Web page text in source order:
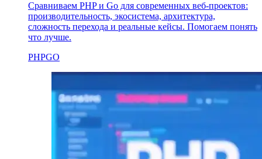
Сравниваем PHP и Go для современных веб-проектов:
производительность, экосистема, архитектура,
сложность перехода и реальные кейсы. Помогаем понять
что лучше.
PHPGO